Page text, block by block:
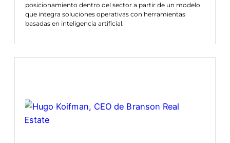
posicionamiento dentro del sector a partir de un modelo
que integra soluciones operativas con herramientas
basadas en inteligencia artificial.